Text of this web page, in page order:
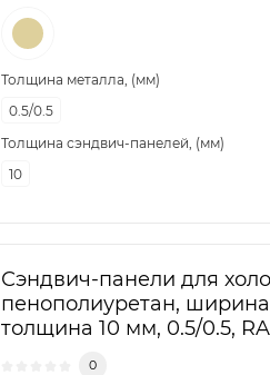
Толщина металла, (мм)
0.5/0.5
Толщина сэндвич-панелей, (мм)
10
Сэндвич-панели для
пенополиуретан,
толщина 10 мм, 0.5/0.5,
0